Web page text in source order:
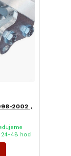
2002 ,
24-48 hod